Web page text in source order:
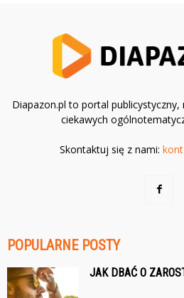
Diapazon.pl to portal
ciekawych
Skontaktuj się z nami:
POPULARNE POSTY
JAK DBAĆ O